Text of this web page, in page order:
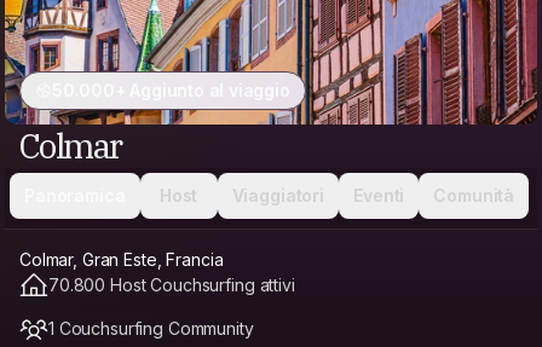
50.000+ Aggiunto al viaggio
Colmar
Host Viaggiatori Eventi Comunità
Colmar, Gran Este, Francia
70.800 Host Couchsurfing attivi
1 Couchsurfing Community